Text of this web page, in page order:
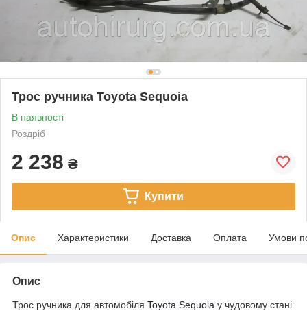
Трос ручника Toyota Sequoia
В наявності
Роздріб
2 238 ₴
Купити
Опис Характеристики Доставка Оплата Умови
Опис
Трос ручника для автомобіля Toyota Sequoia у чудовому стані.